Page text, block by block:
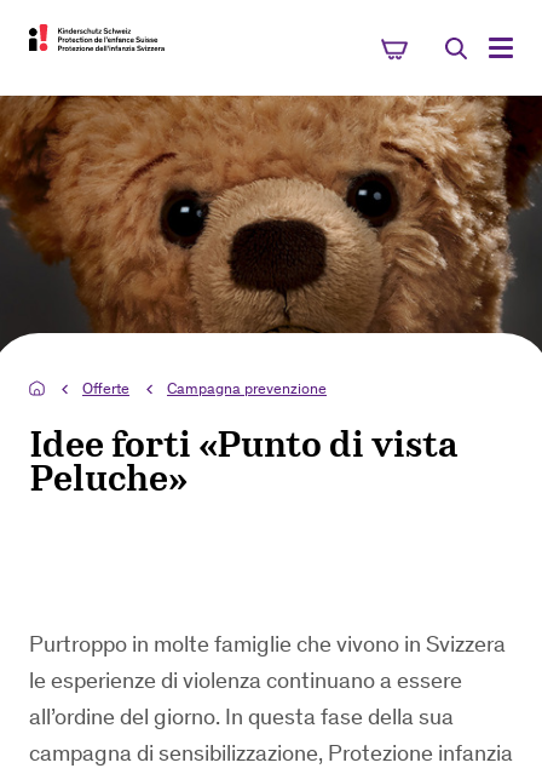
Offerte Campagna prevenzione
Idee forti «Punto di vista
Peluche»
Purtroppo in molte famiglie che vivono in Svizzera
le esperienze di violenza continuano a essere
all’ordine del giorno. In questa fase della sua
campagna di sensibilizzazione, Protezione infanzia